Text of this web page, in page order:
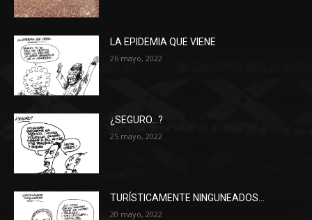
LA EPIDEMIA QUE VIENE
26 mayo, 2022
¿SEGURO…?
25 mayo, 2022
TURÍSTICAMENTE NINGUNEADOS…
20 mayo, 2022